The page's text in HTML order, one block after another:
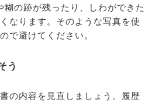
糊の跡が残ったり、しわができた
なります。そのような写真を使
で避けてください。
う
の内容を見直しましょう。履歴